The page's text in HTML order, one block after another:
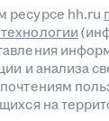
ресурсе hh.ru
и анализа
на